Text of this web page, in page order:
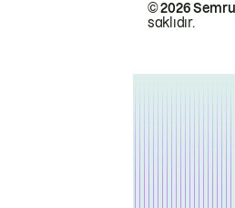
© 2026
saklıdır.